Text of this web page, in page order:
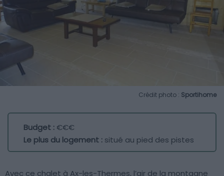
Crédit photo : Sportihome
Budget :€€€
Le plus du logement : situé au pied des pistes
Avec ce chalet à Ax-les-Thermes, l’air de la montagne